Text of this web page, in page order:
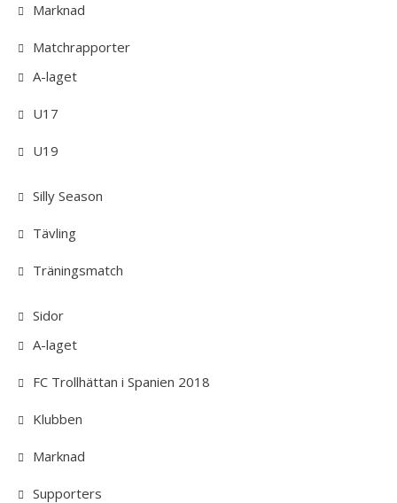
Marknad
Matchrapporter
A-laget
U17
U19
Silly Season
Tävling
Träningsmatch
Sidor
A-laget
FC Trollhättan i Spanien 2018
Klubben
Marknad
Supporters